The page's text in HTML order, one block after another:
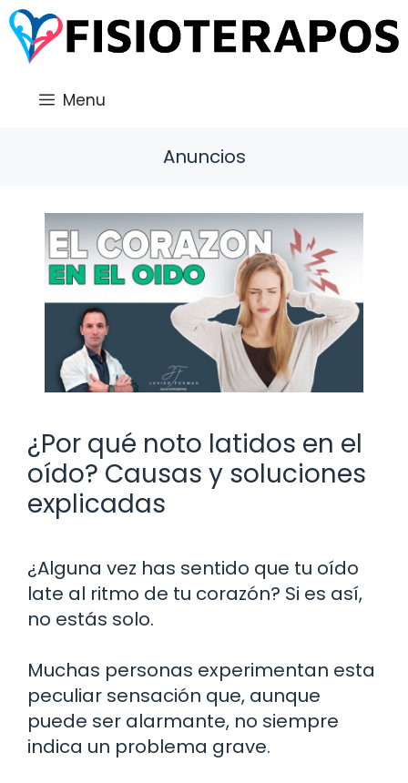
Saltar
al
contenido
Menu
Anuncios
¿Por qué noto latidos en el
oído? Causas y soluciones
explicadas
¿Alguna vez has sentido que tu oído
late al ritmo de tu corazón? Si es así,
no estás solo.
Muchas personas experimentan esta
peculiar sensación que, aunque
puede ser alarmante, no siempre
indica un problema grave.